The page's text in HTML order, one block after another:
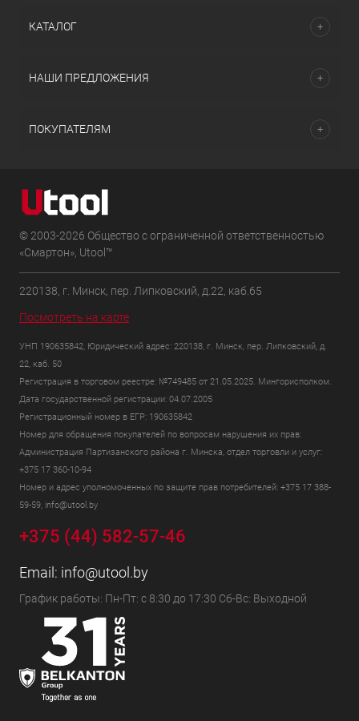
КАТАЛОГ
НАШИ ПРЕДЛОЖЕНИЯ
ПОКУПАТЕЛЯМ
© 2003-2026 Общество с ограниченной ответственностью
«Смартон», Utool™
220138, г. Минск, пер. Липковский, д.22, каб.65
Посмотреть на карте
УНП 190635842, Юридический адрес: 220138, г. Минск, пер. Липковский, д.
22, каб. 50
Регистрация в торговом реестре: №749485 от 21.05.2025. Мингорисполком.
Дата государственной регистрации: 04.07.2005
Регистрационный номер в ЕГР: 190635842
Номер для обращения покупателей по вопросам нарушения их прав:
Администрация Партизанского района г. Минска, отдел торговли и услуг:
+375 17 360-10-94
Номер и адрес уполномоченных по защите прав потребителей: +375 17 388-
59-59, info@utool.by
+375 (44) 582-57-46
Email: info@utool.by
График работы: Пн-Пт: с 8:30 до 17:30 Сб-Вс: Выходной